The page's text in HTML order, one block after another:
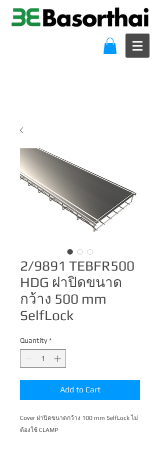
2/9891 TEBFR500
HDG ฝาปิดขนาด
กว้าง 500 mm
SelfLock
Quantity *
Add to Cart
Cover ฝาปิดขนาดกว้าง 100 mm SelfLock ไม่
ต้องใช้ CLAMP